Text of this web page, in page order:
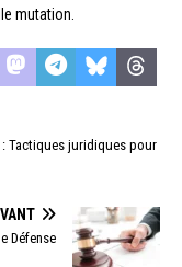
mutation.
Tactiques juridiques pour
Défense